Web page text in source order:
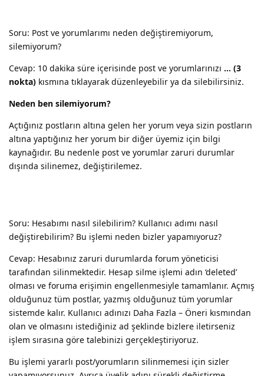
Soru: Post ve yorumlarımı neden değiştiremiyorum,
silemiyorum?
Cevap: 10 dakika süre içerisinde post ve yorumlarınızı … (3
nokta) kısmına tıklayarak düzenleyebilir ya da silebilirsiniz.
Neden ben silemiyorum?
Açtığınız postların altına gelen her yorum veya sizin postların
altına yaptığınız her yorum bir diğer üyemiz için bilgi
kaynağıdır. Bu nedenle post ve yorumlar zaruri durumlar
dışında silinemez, değiştirilemez.
Soru: Hesabımı nasıl silebilirim? Kullanıcı adımı nasıl
değiştirebilirim? Bu işlemi neden bizler yapamıyoruz?
Cevap: Hesabınız zaruri durumlarda forum yöneticisi
tarafından silinmektedir. Hesap silme işlemi adın ‘deleted’
olması ve foruma erişimin engellenmesiyle tamamlanır. Açmış
olduğunuz tüm postlar, yazmış olduğunuz tüm yorumlar
sistemde kalır. Kullanıcı adınızı Daha Fazla – Öneri kısmından
olan ve olmasını istediğiniz ad şeklinde bizlere iletirseniz
işlem sırasına göre talebinizi gerçekleştiriyoruz.
Bu işlemi yararlı post/yorumların silinmemesi için sizler